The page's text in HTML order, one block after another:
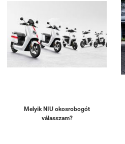
Melyik NIU okosrobogót
válasszam?